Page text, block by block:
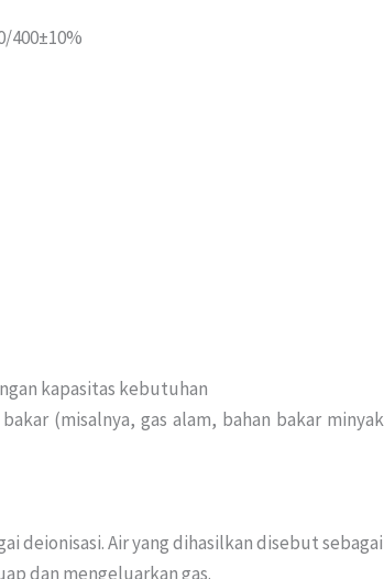
400±10%
kapasitas kebutuhan
(misalnya, gas alam, bahan bakar
deionisasi. Air yang dihasilkan disebut
dan mengeluarkan gas.